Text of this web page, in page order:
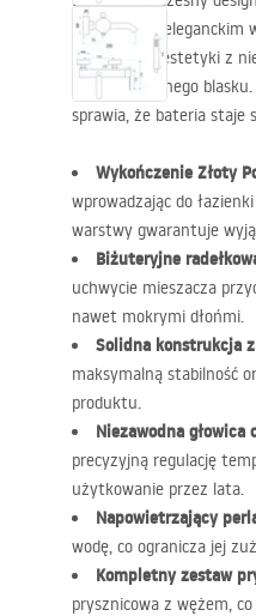
Rea Venti
w eleganckim
biżuteryjnej estetyki z
niepowtarzalnego
sprawia, że bateria
Wykończenie Złoty
wprowadzając do
warstwy gwarantuje
Biżuteryjne
uchwycie mieszacza
nawet mokrymi dłońmi.
Solidna konstrukcja
maksymalną stabilność
produktu.
Niezawodna głowica
precyzyjną regulację
użytkowanie przez lata.
Napowietrzający
wodę, co ogranicza jej
Kompletny zestaw
prysznicowa z wężem,